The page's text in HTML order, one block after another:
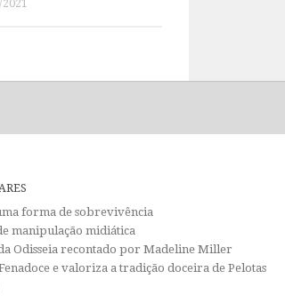
forma de sobrevivência
manipulação midiática
Odisseia recontado por Madeline Miller
e valoriza a tradição doceira de Pelotas